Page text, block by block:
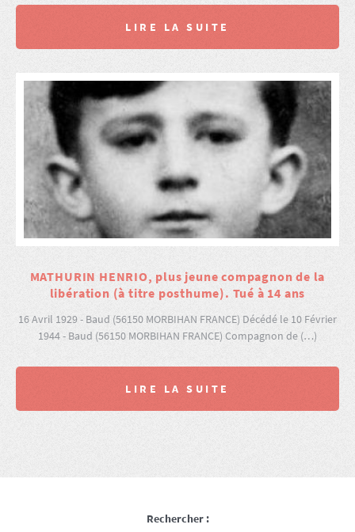
LIRE LA SUITE
MATHURIN HENRIO, plus jeune compagnon de la
libération (à titre posthume). Tué à 14 ans
16 Avril 1929 - Baud (56150 MORBIHAN FRANCE) Décédé le 10 Février
1944 - Baud (56150 MORBIHAN FRANCE) Compagnon de (…)
LIRE LA SUITE
Rechercher :